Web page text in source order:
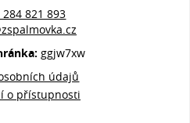
284 821 893
ggjw7xw
údajů
o přístupnosti